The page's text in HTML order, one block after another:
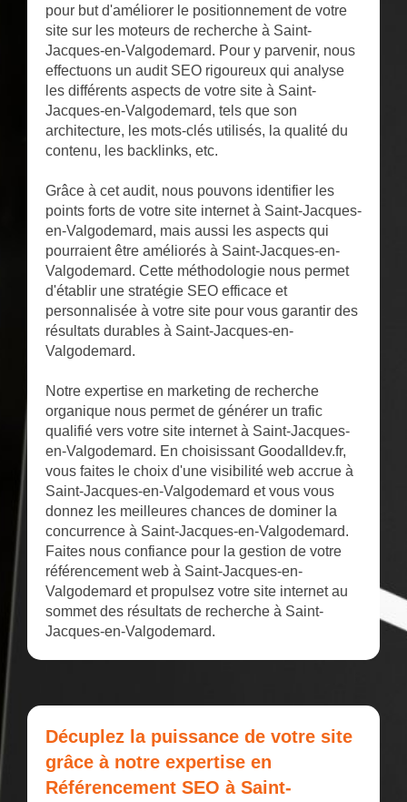
pour but d'améliorer le positionnement de votre
site sur les moteurs de recherche à Saint-
Jacques-en-Valgodemard. Pour y parvenir, nous
effectuons un audit SEO rigoureux qui analyse
les différents aspects de votre site à Saint-
Jacques-en-Valgodemard, tels que son
architecture, les mots-clés utilisés, la qualité du
contenu, les backlinks, etc.
Grâce à cet audit, nous pouvons identifier les
points forts de votre site internet à Saint-Jacques-
en-Valgodemard, mais aussi les aspects qui
pourraient être améliorés à Saint-Jacques-en-
Valgodemard. Cette méthodologie nous permet
d'établir une stratégie SEO efficace et
personnalisée à votre site pour vous garantir des
résultats durables à Saint-Jacques-en-
Valgodemard.
Notre expertise en marketing de recherche
organique nous permet de générer un trafic
qualifié vers votre site internet à Saint-Jacques-
en-Valgodemard. En choisissant Goodalldev.fr,
vous faites le choix d'une visibilité web accrue à
Saint-Jacques-en-Valgodemard et vous vous
donnez les meilleures chances de dominer la
concurrence à Saint-Jacques-en-Valgodemard.
Faites nous confiance pour la gestion de votre
référencement web à Saint-Jacques-en-
Valgodemard et propulsez votre site internet au
sommet des résultats de recherche à Saint-
Jacques-en-Valgodemard.
Décuplez la puissance de votre site
grâce à notre expertise en
Référencement SEO à Saint-